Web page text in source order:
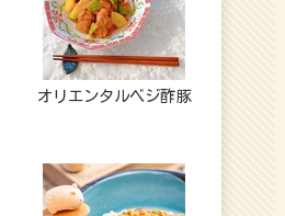
オリエンタルベジ酢豚